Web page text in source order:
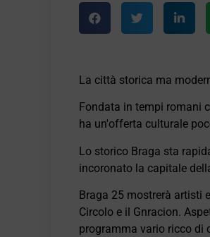
La città storica ma
Fondata in tempi romani
ha un'offerta culturale
Lo storico Braga sta
incoronato la capitale
Braga 25 mostrerà artisti
Circolo e il Gnracion.
programma vario ricco di